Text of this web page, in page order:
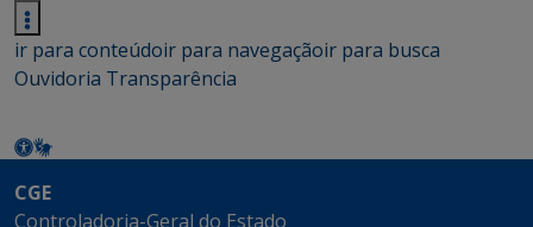
ir para conteúdoir para navegaçãoir para busca
Ouvidoria Transparência
CGE
Controladoria-Geral do Estado